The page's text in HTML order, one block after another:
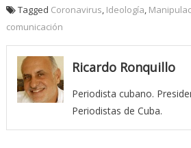
Tagged Coronavirus, Ideología,
comunicación
Ricardo Ronquillo
Periodista cubano.
Periodistas de Cuba.